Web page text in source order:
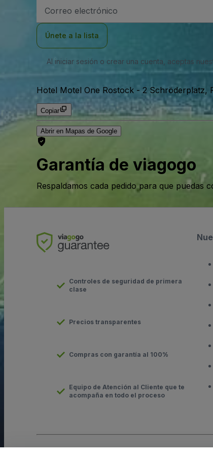
de
Únete a la lista
Al iniciar sesión o crear una cuenta, aceptas
Hotel Motel One Rostock -2 Schröderplatz,
Copiar
Abrir en Mapas de Google
Garantía de viagogo
Respaldamos cada pedido para que puedas
Controles de seguridad de primera
clase
Precios transparentes
Compras con garantía al 100%
Equipo de Atención al Cliente que te
acompaña en todo el proceso